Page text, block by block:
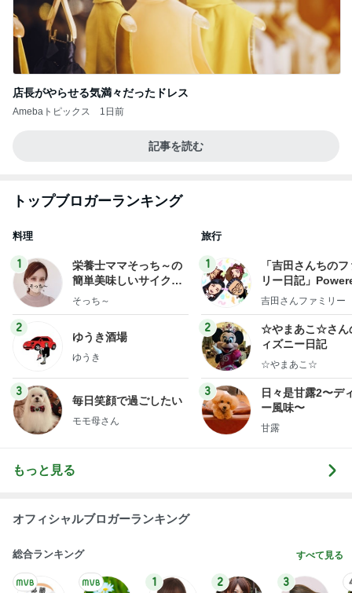
店長がやらせる気満々だったドレス
Amebaトピックス 1日前
記事を読む
トップブロガーランキング
料理
1
栄養士ママそっち～の
簡単美味しいサイクル
献立
そっち～
2
ゆうき酒場
ゆうき
3
毎日笑顔で過ごしたい
モモ母さん
旅行
1
「吉田さんちの
リー日記」
y Ameba 吉田さ
ログ
吉田さんファミリー
2
☆やまあこ☆さん
ィズニー日記
☆やまあこ☆
3
日々是甘露2〜デ
ー風味〜
甘露
もっと見る
オフィシャルブロガーランキング
総合ランキング すべて見る
1 2 3